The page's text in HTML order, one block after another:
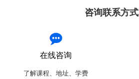
咨询联系方式
在线咨询
了解课程、地址、学费